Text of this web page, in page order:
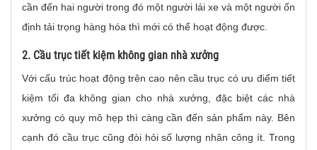
cần đến hai người trong đó một người lái xe và một người ổn
định tải trọng hàng hóa thì mới có thể hoạt động được.
2. Cầu trục tiết kiệm không gian nhà xưởng
Với cấu trúc hoạt động trên cao nên cầu trục có ưu điểm tiết
kiệm tối đa không gian cho nhà xưởng, đặc biệt các nhà
xưởng có quy mô hẹp thì càng cần đến sản phẩm này. Bên
cạnh đó cầu trục cũng đòi hỏi số lượng nhân công ít. Trong